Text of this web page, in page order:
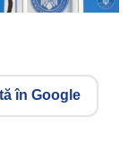
în Google